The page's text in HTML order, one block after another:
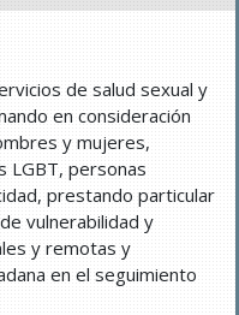
de salud sexual y
en consideración
y mujeres,
LGBT, personas
prestando particular
vulnerabilidad y
y remotas y
en el seguimiento